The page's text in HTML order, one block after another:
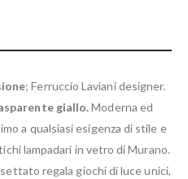
; Ferruccio Laviani designer.
giallo.Moderna ed
a qualsiasi esigenza di stile e
lampadari in vetro di Murano.
regala giochi di luce unici,